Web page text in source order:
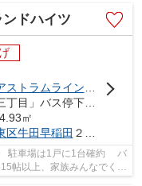
ドハイツ
牛田
「牛田早稲田三丁目」バス停下車 徒歩7分
㎡
区牛田早稲田 ２丁目19-45
駐車場は1戸に1台確約 バ
帖以上、家族みんなでくつ